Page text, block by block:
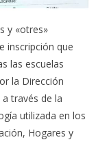
y «otres»
inscripción que
las escuelas
la Dirección
a través de la
utilizada en los
Hogares y